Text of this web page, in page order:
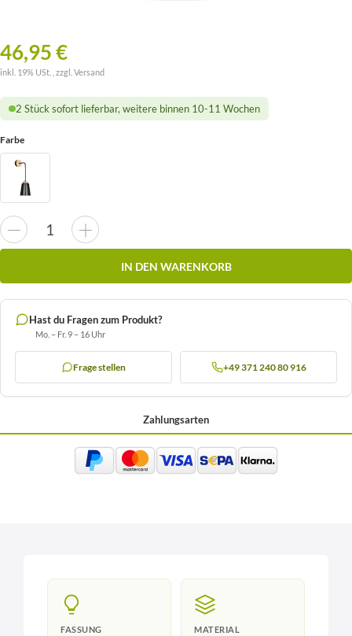
46,95 €
inkl. 19% USt. , zzgl. Versand
2 Stück sofort lieferbar, weitere binnen 10-11 Wochen
Farbe
IN DEN WARENKORB
Hast du Fragen zum Produkt?
Mo. – Fr. 9 – 16 Uhr
Frage stellen +49 371 240 80 916
Zahlungsarten
FASSUNG MATERIAL